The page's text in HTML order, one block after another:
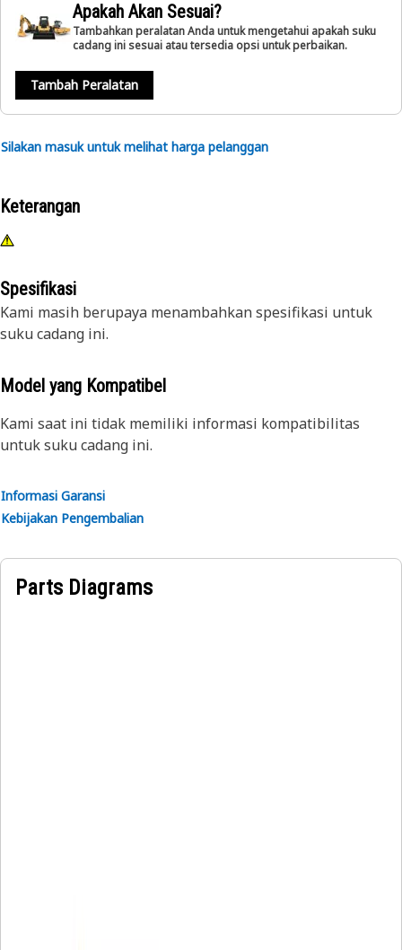
Apakah Akan Sesuai?
Tambahkan peralatan Anda untuk mengetahui apakah suku
cadang ini sesuai atau tersedia opsi untuk perbaikan.
Tambah Peralatan
Silakan masuk untuk melihat harga pelanggan
Keterangan
Spesifikasi
Kami masih berupaya menambahkan spesifikasi untuk
suku cadang ini.
Model yang Kompatibel
Kami saat ini tidak memiliki informasi kompatibilitas
untuk suku cadang ini.
Informasi Garansi
Kebijakan Pengembalian
Parts Diagrams